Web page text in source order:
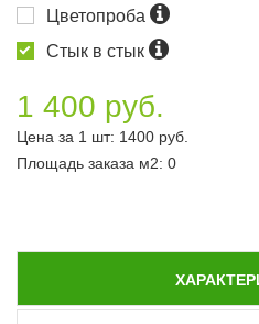
Цветопроба
Стык в стык
1 400 руб.
Цена за 1 шт: 1400 руб.
Площадь заказа м2: 0